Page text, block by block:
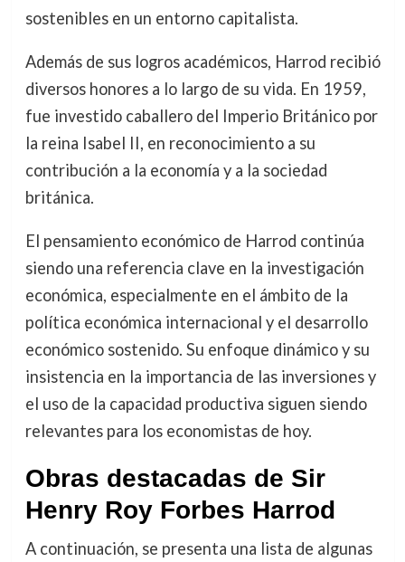
sostenibles en un entorno capitalista.
Además de sus logros académicos, Harrod recibió
diversos honores a lo largo de su vida. En 1959,
fue investido caballero del Imperio Británico por
la reina Isabel II, en reconocimiento a su
contribución a la economía y a la sociedad
británica.
El pensamiento económico de Harrod continúa
siendo una referencia clave en la investigación
económica, especialmente en el ámbito de la
política económica internacional y el desarrollo
económico sostenido. Su enfoque dinámico y su
insistencia en la importancia de las inversiones y
el uso de la capacidad productiva siguen siendo
relevantes para los economistas de hoy.
Obras destacadas de Sir
Henry Roy Forbes Harrod
A continuación, se presenta una lista de algunas